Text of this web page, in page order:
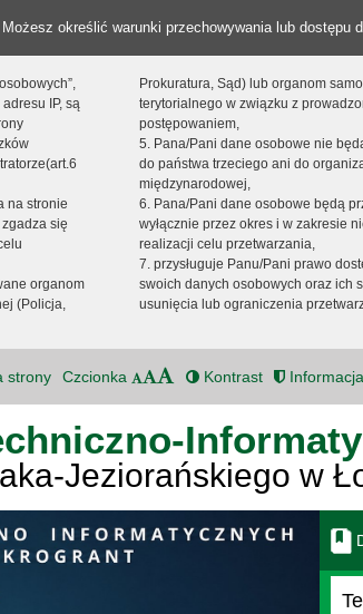
Możesz określić warunki przechowywania lub dostępu
IP, są
na stronie
się
organom
(Policja,
Prokuratura, Sąd) lub organom
terytorialnego w związku z
postępowaniem,
5. Pana/Pani dane osobowe nie
do państwa trzeciego ani do
międzynarodowej,
6. Pana/Pani dane osobowe będą
wyłącznie przez okres i w zakresie
realizacji celu przetwarzania,
7. przysługuje Panu/Pani prawo
swoich danych osobowych oraz ich
usunięcia lub ograniczenia
strony Czcionka Kontrast
Jeziorańskiego w